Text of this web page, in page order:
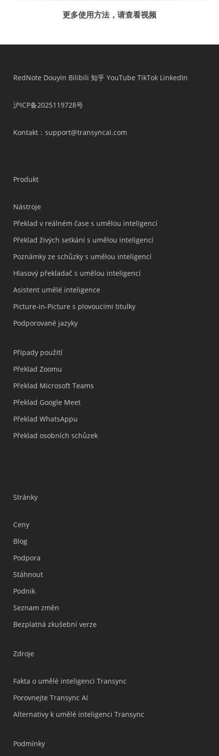
更多使用方法，请查看视频
RedNote Douyin Bilibili 知乎 YouTube TikTok LinkedIn
沪ICP备2025119728号
Kontakt：support@transyncai.com
Produkt
Nástroje
Překlad v reálném čase s umělou inteligencí
Překlad živých setkání s umělou inteligencí
Poznámky ze schůzky s umělou inteligencí
Hlasový překladač s umělou inteligencí
Asistent umělé inteligence
Picture-in-Picture s plovoucími titulky
Podporované jazyky
Případy použití
Překlad Zoomu
Překlad Microsoft Teams
Překlad Google Meet
Překlad WhatsAppu
Překlad osobních schůzek
Stránky
Ceny
Blog
Podpora
Stáhnout
Podnik
Seznam změn
Bezplatná zkušební verze
Zdroje
Fakta o umělé inteligenci Transync
Porovnejte Transync AI
Alternativy k umělé inteligenci Transync
Podmínky